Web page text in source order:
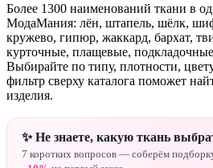
Более 1300 наименований ткани в
МодаМания: лён, штапель, шёлк,
кружево, гипюр, жаккард, бархат,
курточные, плащевые,
Выбирайте по типу, плотности,
фильтр сверху каталога поможет
изделия.
✨ Не знаете, какую ткань
7 коротких вопросов — соберём